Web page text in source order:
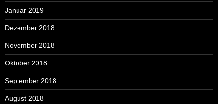
Januar 2019
Dezember 2018
November 2018
Oktober 2018
September 2018
August 2018